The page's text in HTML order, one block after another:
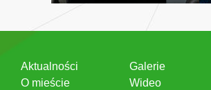
Aktualności
O mieście
Galerie
Wideo